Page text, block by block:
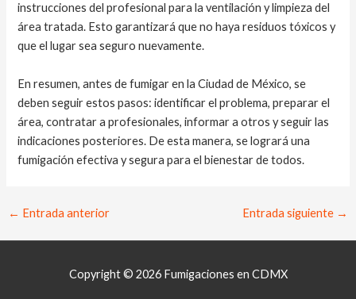
instrucciones del profesional para la ventilación y limpieza del
área tratada. Esto garantizará que no haya residuos tóxicos y
que el lugar sea seguro nuevamente.
En resumen, antes de fumigar en la Ciudad de México, se
deben seguir estos pasos: identificar el problema, preparar el
área, contratar a profesionales, informar a otros y seguir las
indicaciones posteriores. De esta manera, se logrará una
fumigación efectiva y segura para el bienestar de todos.
Navegación
← Entrada anterior Entrada siguiente →
Copyright © 2026 Fumigaciones en CDMX